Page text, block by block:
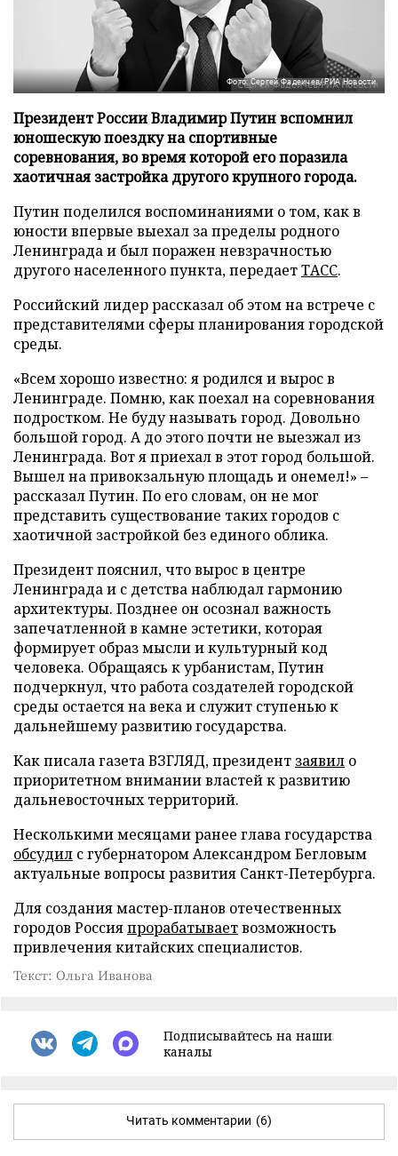
Фото: Сергей Фадеичев/РИА Новости
Президент России Владимир Путин вспомнил
юношескую поездку на спортивные
соревнования, во время которой его поразила
хаотичная застройка другого крупного города.
Путин поделился воспоминаниями о том, как в
юности впервые выехал за пределы родного
Ленинграда и был поражен невзрачностью
другого населенного пункта, передаетТАСС.
Российский лидер рассказал об этом на встрече с
представителями сферы планирования городской
среды.
«Всем хорошо известно: я родился и вырос в
Ленинграде. Помню, как поехал на соревнования
подростком. Не буду называть город. Довольно
большой город. А до этого почти не выезжал из
Ленинграда. Вот я приехал в этот город большой.
Вышел на привокзальную площадь и онемел!» –
рассказал Путин. По его словам, он не мог
представить существование таких городов с
хаотичной застройкой без единого облика.
Президент пояснил, что вырос в центре
Ленинграда и с детства наблюдал гармонию
архитектуры. Позднее он осознал важность
запечатленной в камне эстетики, которая
формирует образ мысли и культурный код
человека. Обращаясь к урбанистам, Путин
подчеркнул, что работа создателей городской
среды остается на века и служит ступенью к
дальнейшему развитию государства.
Как писала газета ВЗГЛЯД, президент заявил о
приоритетном внимании властей к развитию
дальневосточных территорий.
Несколькими месяцами ранее глава государства
обсудил с губернатором Александром Бегловым
актуальные вопросы развития Санкт-Петербурга.
Для создания мастер-планов отечественных
городов Россияпрорабатываетвозможность
привлечения китайских специалистов.
Текст: Ольга Иванова
Подписывайтесь на наши
каналы
Читать комментарии (6)